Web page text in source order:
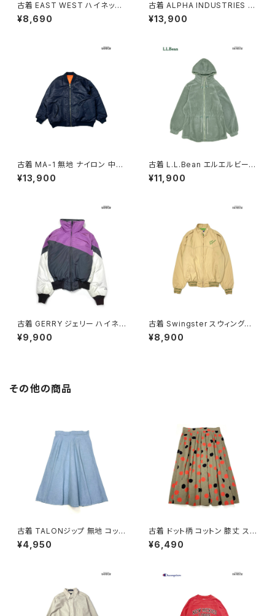
古着 EAST WEST ハイネック
無地 デニム 長袖 アウター ヘビ
ージャケット 青 水色 (ttu2601
¥8,690
古着 ALPHA INDUSTRIES ア
ルファインダストリーズ NASA
MA-1 ワッペン 無地 ナイロン
¥13,900
古着 MA-1 無地 ナイロン 中綿
長袖 アウター ヘビージャケット
紺 (ttu2510133)
¥13,900
古着 L.L.Bean エルエルビーン
前開き 無地 ワンポイント ブラン
ドロゴ 刺繍 フリース 長袖 アウ
¥11,900
古着 GERRY ジェリー ハイネッ
ク 無地 ナイロン 中綿 長袖 ア
ウター ダウン ジャケット 紫 グレ
¥9,900
古着 Swingster スウィングス
ター アメリカ製 前開き ハイネッ
ク 無地 ワンポイント 刺繍 コッ
¥8,900
その他の商品
古着 TALONジップ 無地 コット
ン 膝丈 スカート 青 水色 (ba2
607003)
¥4,950
古着 ドット柄 コットン 膝丈 スカ
ート 茶 (ba2607006)
¥6,490